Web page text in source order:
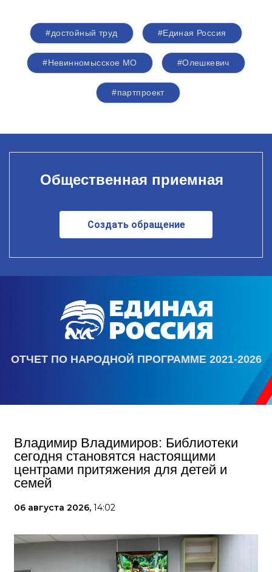
#достойный труд #Единая Россия
#Невинномысское МО #Олешкевич
#партпроект
Общественная приемная
Создать обращение
ОТЧЕТ ПО НАРОДНОЙ ПРОГРАММЕ 2021-2026
Владимир Владимиров: Библиотеки
сегодня становятся настоящими
центрами притяжения для детей и
семей
06 августа 2026, 14:02